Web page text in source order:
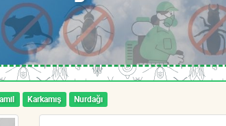
Karkamış Nurdağı